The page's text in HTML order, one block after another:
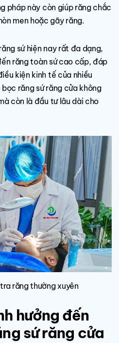
pháp này còn giúp răng chắc
men hoặc gãy răng.
sứ hiện nay rất đa dạng,
răng toàn sứ cao cấp, đáp
kiện kinh tế của nhiều
răng sứ răng cửa không
còn là đầu tư lâu dài cho
răng thường xuyên
hưởng đến
sứ răng cửa